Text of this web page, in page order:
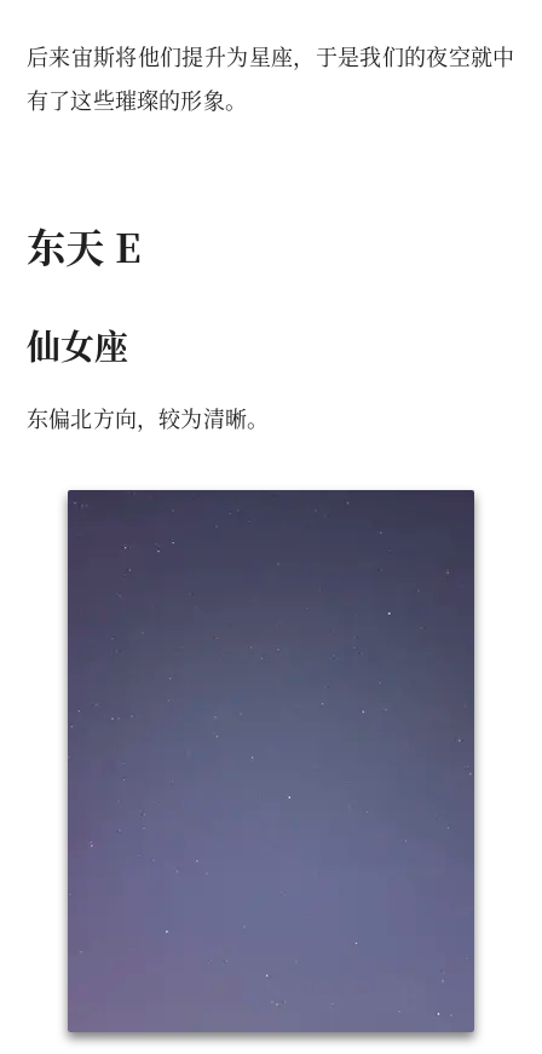
后来宙斯将他们提升为星座，于是我们的夜空就中
有了这些璀璨的形象。
东天 E
仙女座
东偏北方向，较为清晰。